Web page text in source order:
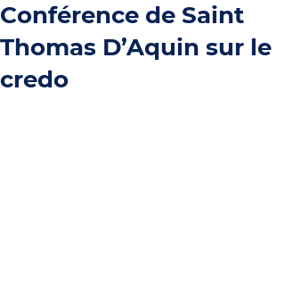
Conférence de Saint
Thomas D’Aquin sur le
credo